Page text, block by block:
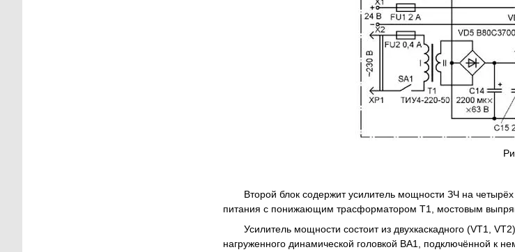
Второй блок содержит усилитель мощности ЗЧ на
питания с понижающим трасформатором Т1, мостовым
Усилитель мощности состоит из двухкаскадного (VT1,
нагруженного динамической головкой BA1, подключённой к